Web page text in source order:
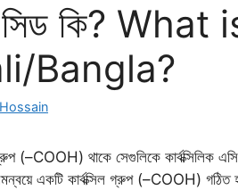
এসিড কি?
Bangla?
(–COOH) থাকে সেগুলিকে কার্বক্সিলিক
একটি কার্বক্সিল গ্রুপ (–COOH) গঠিত